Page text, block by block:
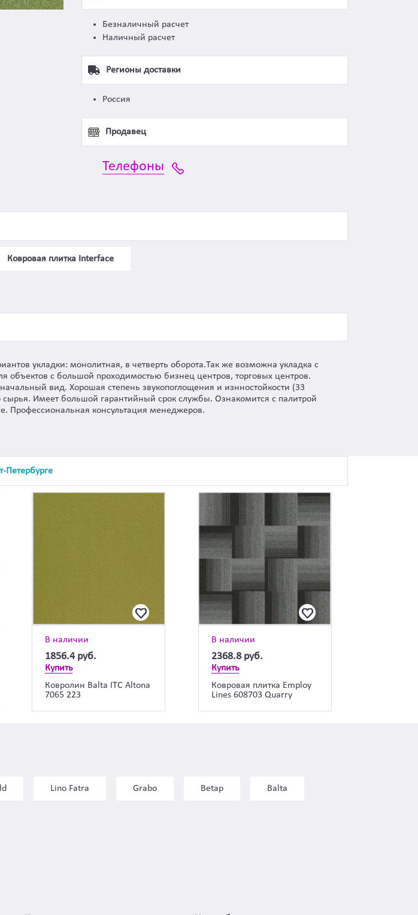
Безналичный расчет
Наличный расчет
Регионы доставки
Россия
Продавец
Телефоны
Ковровая плитка Interface
укладки: монолитная, в четверть оборота.Так же возможна укладка с
с большой проходимостью бизнец центров, торговых центров.
вид. Хорошая степень звукопоглощения и изнностойкости (33
сырья. Имеет большой гарантийный срок службы. Ознакомится с палитрой
Профессиональная консультация менеджеров.
Петербурге
В наличии
1856.4 руб.
Купить
Ковролин Balta ITC Altona
7065 223
В наличии
2368.8 руб.
Купить
Ковровая плитка Employ
Lines 608703 Quarry
Lino Fatra Grabo Betap Balta